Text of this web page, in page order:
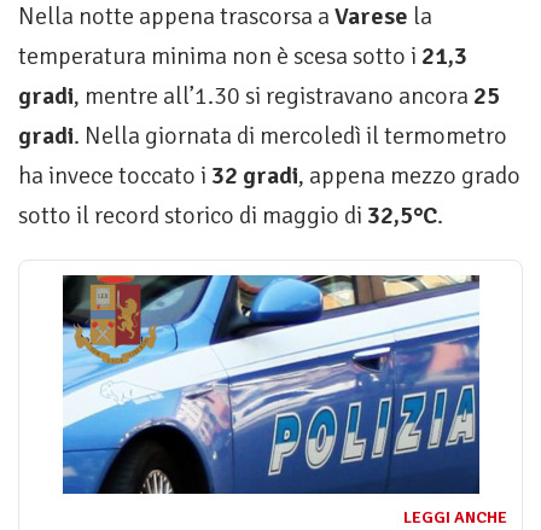
Nella notte appena trascorsa a Varese la
temperatura minima non è scesa sotto i 21,3
gradi, mentre all’1.30 si registravano ancora 25
gradi. Nella giornata di mercoledì il termometro
ha invece toccato i 32 gradi, appena mezzo grado
sotto il record storico di maggio di 32,5°C.
LEGGI ANCHE